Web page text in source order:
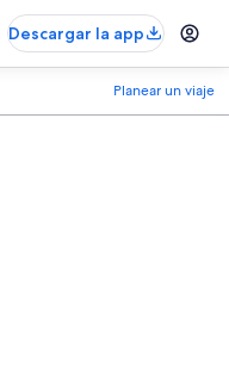
Descargar la app
Planear un viaje